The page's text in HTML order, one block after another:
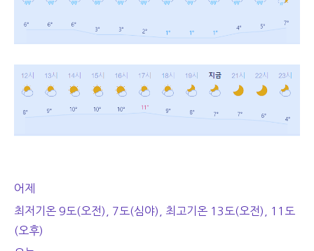
어제
최저기온 9도(오전), 7도(심야), 최고기온 13도(오전), 11도
(오후)